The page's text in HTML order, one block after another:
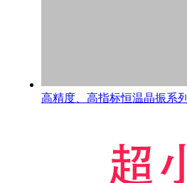
高精度、高指标恒温晶振系列